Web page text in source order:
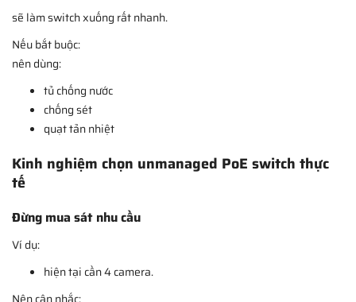
sẽ làm switch xuống rất nhanh.
Nếu bắt buộc:
nên dùng:
tủ chống nước
chống sét
quạt tản nhiệt
Kinh nghiệm chọn unmanaged PoE switch thực
tế
Đừng mua sát nhu cầu
Ví dụ:
hiện tại cần 4 camera.